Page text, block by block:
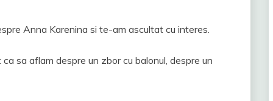
Anna Karenina si te-am ascultat cu interes.
sa aflam despre un zbor cu balonul, despre un